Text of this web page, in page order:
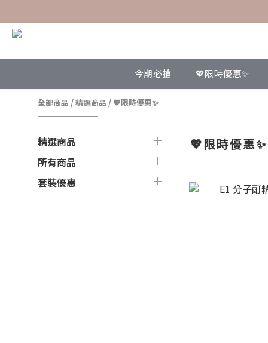
今期必搶 💖限時優惠✨
全部商品 /精選商品 / 💖限時優惠✨
精選商品
所有商品
套裝優惠
💖限時優惠✨